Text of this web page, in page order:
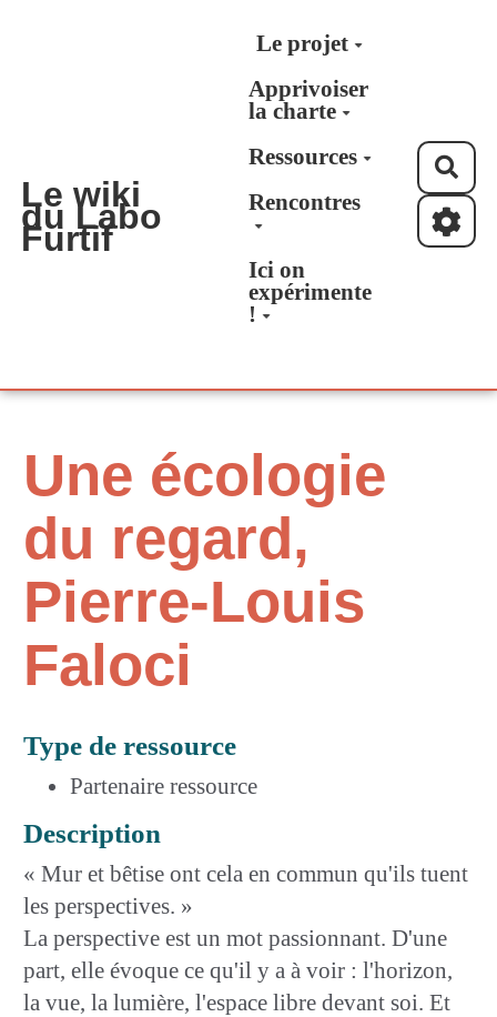
Aller au contenu principal
Le wiki
du Labo
Furtif
Le projet
Apprivoiser
la charte
Ressources
Rencontres
Ici on
expérimente
!
Une écologie
du regard,
Pierre-Louis
Faloci
Type de ressource
Partenaire ressource
Description
« Mur et bêtise ont cela en commun qu'ils tuent
les perspectives. »
La perspective est un mot passionnant. D'une
part, elle évoque ce qu'il y a à voir : l'horizon,
la vue, la lumière, l'espace libre devant soi. Et